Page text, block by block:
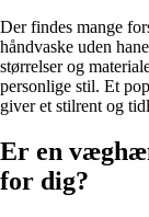
Der findes mange
håndvaske uden
størrelser og
personlige stil. Et
giver et stilrent og
Er en
for dig?